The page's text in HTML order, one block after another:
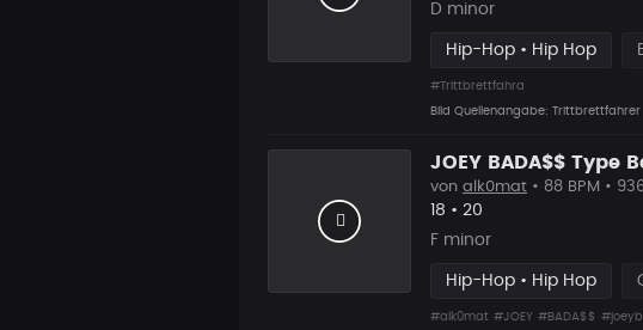
D minor
Hip-Hop • Hip Hop
#Trittbrettfahra
Bild Quellenangabe: Trittbrettfahrer
JOEY BADA$$ Type
von alk0mat • 88 BPM •
Likes
18 • Vorgeschlagen
20
F minor
Hip-Hop • Hip Hop
#alk0mat #JOEY #BADA$$